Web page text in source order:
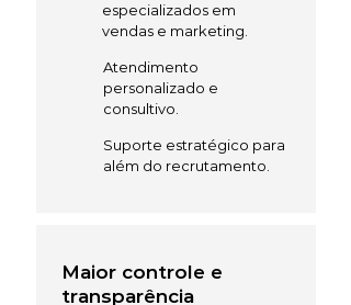
especializados em
vendas e marketing.
Atendimento
personalizado e
consultivo.
Suporte estratégico para
além do recrutamento.
Maior controle e
transparência